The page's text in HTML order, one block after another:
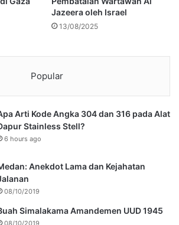
Jazeera oleh Israel
13/08/2025
Popular
Arti Kode Angka 304 dan 316 pada Alat
Stainless Stell?
6 hours ago
Anekdot Lama dan Kejahatan
08/10/2019
Simalakama Amandemen UUD 1945
08/10/2019